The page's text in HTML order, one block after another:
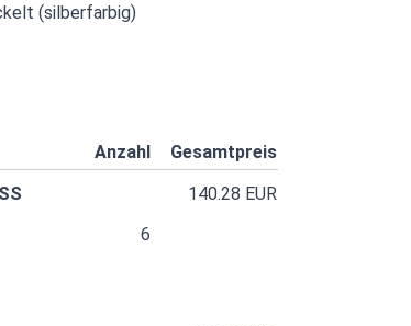
(silberfarbig)
Anzahl
Gesamtpreis
140.28 EUR
6